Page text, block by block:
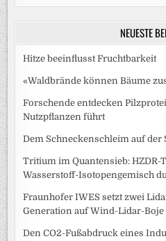
NEUESTE
Hitze beeinflusst Fruchtbarkeit
«Waldbrände können Bäume
Forschende entdecken
Nutzpflanzen führt
Dem Schneckenschleim auf der
Tritium im Quantensieb: HZDR-
Wasserstoff-Isotopengemisch
Fraunhofer IWES setzt zwei
Generation auf Wind-Lidar-Boje
Den CO2-Fußabdruck eines